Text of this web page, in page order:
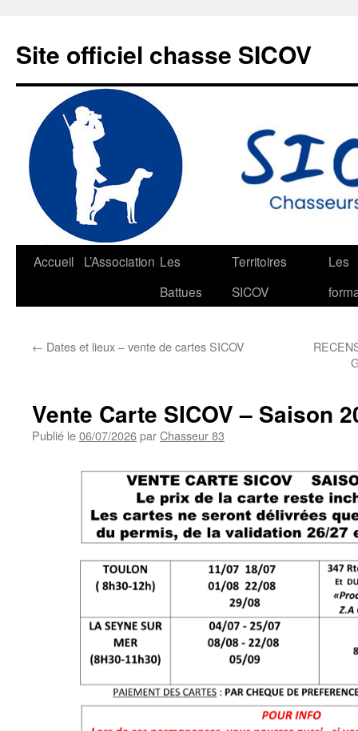
contenu
Site officiel chasse SICOV
Accueil L’Association Les
Battues
Territoires
SICOV
Les
← Dates et lieux – vente de cartes SICOV
Vente Carte SICOV – Saison
Publié le06/07/2026parChasseur 83